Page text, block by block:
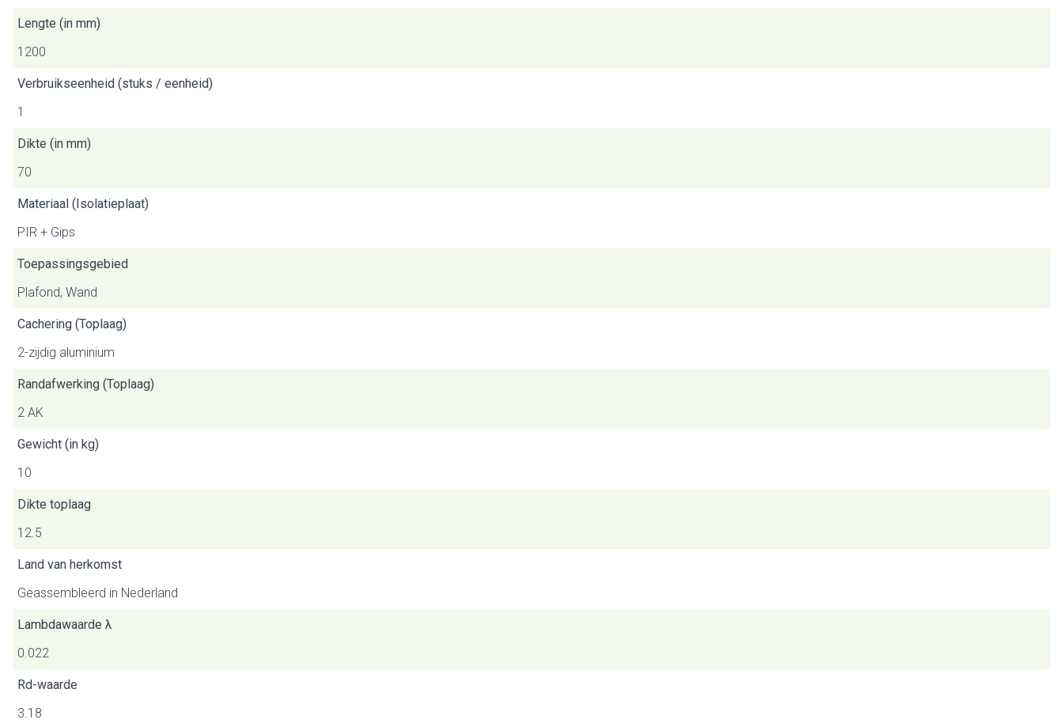
Lengte (in mm)
1200
Verbruikseenheid (stuks / eenheid)
1
Dikte (in mm)
70
Materiaal (Isolatieplaat)
PIR + Gips
Toepassingsgebied
Plafond, Wand
Cachering (Toplaag)
2-zijdig aluminium
Randafwerking (Toplaag)
2 AK
Gewicht (in kg)
10
Dikte toplaag
12.5
Land van herkomst
Geassembleerd in Nederland
Lambdawaarde λ
0.022
Rd-waarde
3.18